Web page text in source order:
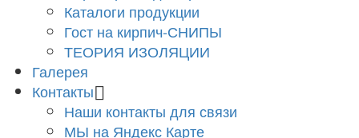
Каталоги продукции
Гост на кирпич-СНИПЫ
ТЕОРИЯ ИЗОЛЯЦИИ
Галерея
Контакты
Наши контакты для связи
МЫ на Яндекс Карте